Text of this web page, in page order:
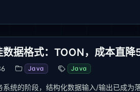
数据格式：TOON，成本直
Java Java
系统的阶段，结构化数据输入/输出已成